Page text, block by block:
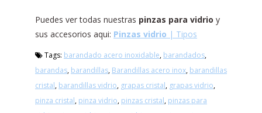
Puedes ver todas nuestras pinzas para vidrio y
sus accesorios aqui: Pinzas vidrio | Tipos
Tags: barandado acero inoxidable, barandados,
barandas, barandillas, Barandillas acero inox, barandillas
cristal, barandillas vidrio, grapas cristal, grapas vidrio,
pinza cristal, pinza vidrio, pinzas cristal, pinzas para